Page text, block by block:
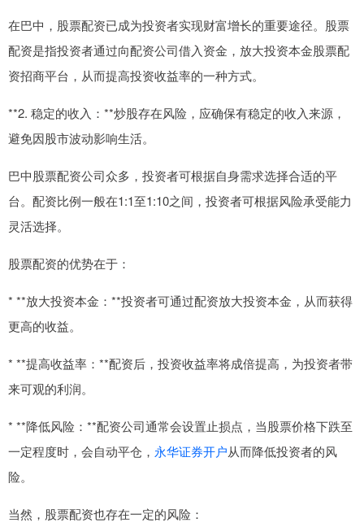
在巴中，股票配资已成为投资者实现财富增长的重要途径。股票
配资是指投资者通过向配资公司借入资金，放大投资本金股票配
资招商平台，从而提高投资收益率的一种方式。
**2. 稳定的收入：**炒股存在风险，应确保有稳定的收入来源，
避免因股市波动影响生活。
巴中股票配资公司众多，投资者可根据自身需求选择合适的平
台。配资比例一般在1:1至1:10之间，投资者可根据风险承受能力
灵活选择。
股票配资的优势在于：
* **放大投资本金：**投资者可通过配资放大投资本金，从而获得
更高的收益。
* **提高收益率：**配资后，投资收益率将成倍提高，为投资者带
来可观的利润。
* **降低风险：**配资公司通常会设置止损点，当股票价格下跌至
一定程度时，会自动平仓， 永华证券开户从而降低投资者的风
险。
当然，股票配资也存在一定的风险：